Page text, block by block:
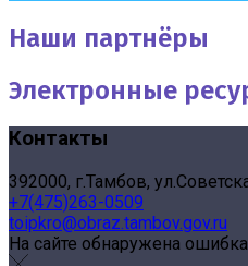
Наши партнёры
Электронные
Контакты
392000, г.Тамбов,
+7(475)263-0509
toipkro@obraz.tambov.gov.ru
На сайте обнаружена ошибка